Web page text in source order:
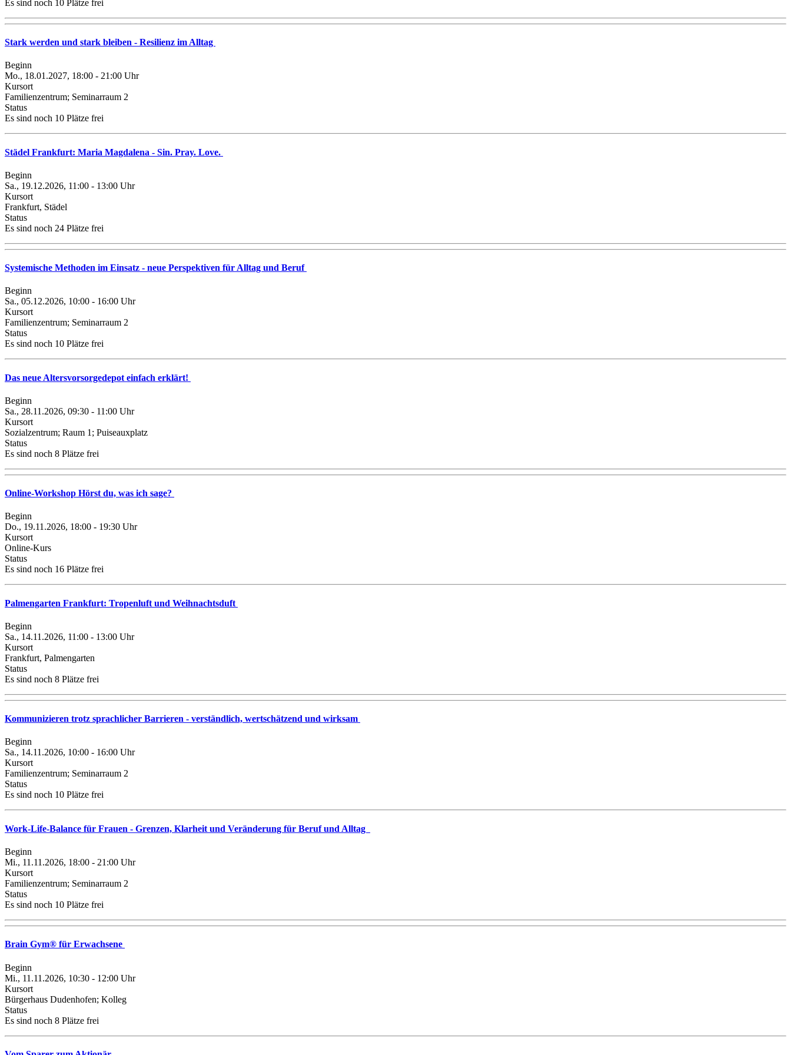
Es sind noch 10 Plätze frei
Stark werden und stark bleiben - Resilienz im Alltag
Beginn
Mo., 18.01.2027, 18:00 - 21:00 Uhr
Kursort
Familienzentrum; Seminarraum 2
Status
Es sind noch 10 Plätze frei
Städel Frankfurt: Maria Magdalena - Sin. Pray. Love.
Beginn
Sa., 19.12.2026, 11:00 - 13:00 Uhr
Kursort
Frankfurt, Städel
Status
Es sind noch 24 Plätze frei
Systemische Methoden im Einsatz - neue Perspektiven für Alltag und Beruf
Beginn
Sa., 05.12.2026, 10:00 - 16:00 Uhr
Kursort
Familienzentrum; Seminarraum 2
Status
Es sind noch 10 Plätze frei
Das neue Altersvorsorgedepot einfach erklärt!
Beginn
Sa., 28.11.2026, 09:30 - 11:00 Uhr
Kursort
Sozialzentrum; Raum 1; Puiseauxplatz
Status
Es sind noch 8 Plätze frei
Online-Workshop Hörst du, was ich sage?
Beginn
Do., 19.11.2026, 18:00 - 19:30 Uhr
Kursort
Online-Kurs
Status
Es sind noch 16 Plätze frei
Palmengarten Frankfurt: Tropenluft und Weihnachtsduft
Beginn
Sa., 14.11.2026, 11:00 - 13:00 Uhr
Kursort
Frankfurt, Palmengarten
Status
Es sind noch 8 Plätze frei
Kommunizieren trotz sprachlicher Barrieren - verständlich, wertschätzend und wirksam
Beginn
Sa., 14.11.2026, 10:00 - 16:00 Uhr
Kursort
Familienzentrum; Seminarraum 2
Status
Es sind noch 10 Plätze frei
Work-Life-Balance für Frauen - Grenzen, Klarheit und Veränderung für Beruf und Alltag
Beginn
Mi., 11.11.2026, 18:00 - 21:00 Uhr
Kursort
Familienzentrum; Seminarraum 2
Status
Es sind noch 10 Plätze frei
Brain Gym® für Erwachsene
Beginn
Mi., 11.11.2026, 10:30 - 12:00 Uhr
Kursort
Bürgerhaus Dudenhofen; Kolleg
Status
Es sind noch 8 Plätze frei